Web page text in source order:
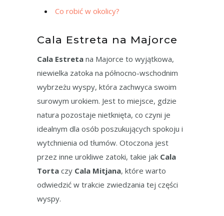
Co robić w okolicy?
Cala Estreta na Majorce
Cala Estreta na Majorce to wyjątkowa,
niewielka zatoka na północno-wschodnim
wybrzeżu wyspy, która zachwyca swoim
surowym urokiem. Jest to miejsce, gdzie
natura pozostaje nietknięta, co czyni je
idealnym dla osób poszukujących spokoju i
wytchnienia od tłumów. Otoczona jest
przez inne urokliwe zatoki, takie jak Cala
Torta czy Cala Mitjana, które warto
odwiedzić w trakcie zwiedzania tej części
wyspy.